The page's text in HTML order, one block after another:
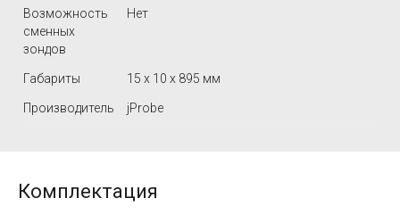
Возможность
сменных
зондов
Нет
Габариты 15 x 10 x 895 мм
Производитель jProbe
Комплектация